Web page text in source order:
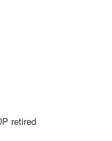
retired